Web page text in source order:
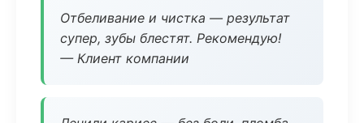
Отбеливание и чистка — результат
супер, зубы блестят. Рекомендую!
— Клиент компании